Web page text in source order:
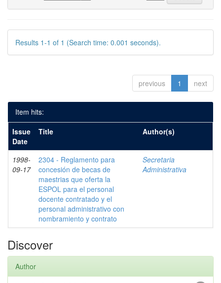
Results 1-1 of 1 (Search time: 0.001 seconds).
previous 1 next
Item hits:
Issue
Date
Title Author(s)
1998-
09-17
2304 - Reglamento para
concesión de becas de
maestrias que oferta la
ESPOL para el personal
docente contratado y el
personal administrativo con
nombramiento y contrato
Secretaria
Administrativa
Discover
Author